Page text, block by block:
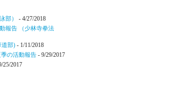
部）
- 4/27/2018
報告 （少林寺拳法
道部) - 1/11/2018
の活動報告 - 9/29/2017
25/2017